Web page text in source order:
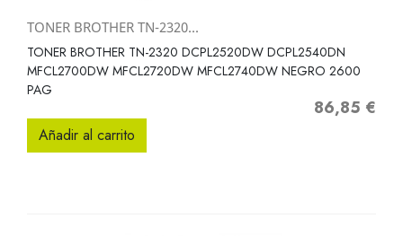
TONER BROTHER TN-2320...
TONER BROTHER TN-2320 DCPL2520DW DCPL2540DN
MFCL2700DW MFCL2720DW MFCL2740DW NEGRO 2600
PAG
Precio
86,85 €
Añadir al carrito